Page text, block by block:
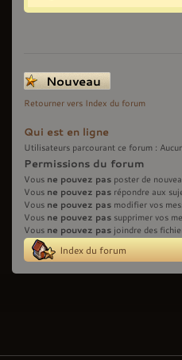
Écrire un nouveau
sujet
Retourner vers Index du forum
Qui est en ligne
Utilisateurs parcourant ce forum :
Permissions du forum
Vous ne pouvez pas poster de
Vous ne pouvez pas répondre aux
Vous ne pouvez pas modifier vos
Vous ne pouvez pas supprimer vos
Vous ne pouvez pas joindre des
Index du forum